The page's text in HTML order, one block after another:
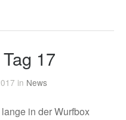
17
in News
in der Wurfbox